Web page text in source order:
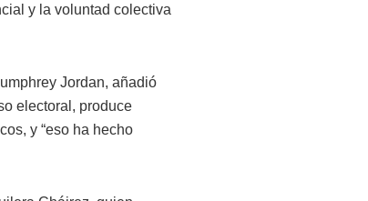
y la voluntad colectiva
Jordan, añadió
electoral, produce
y “eso ha hecho